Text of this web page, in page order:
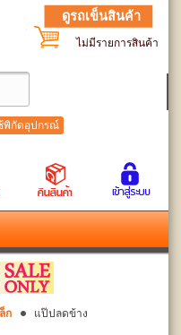
ดูรถเข็นสินค้า
ไม่มีรายการสินค้า
พิกัดอุปกรณ์
ก
แป๊ปลดข้าง